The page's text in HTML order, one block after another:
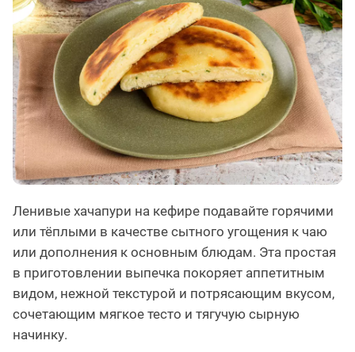
Ленивые хачапури на кефире подавайте горячими
или тёплыми в качестве сытного угощения к чаю
или дополнения к основным блюдам. Эта простая
в приготовлении выпечка покоряет аппетитным
видом, нежной текстурой и потрясающим вкусом,
сочетающим мягкое тесто и тягучую сырную
начинку.